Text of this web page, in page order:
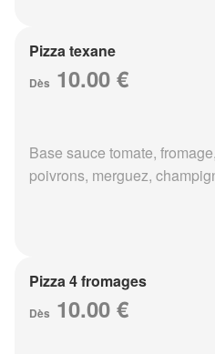
Pizza texane
Dès 10.00 €
Base sauce tomate,
poivrons, merguez,
Pizza 4 fromages
Dès 10.00 €